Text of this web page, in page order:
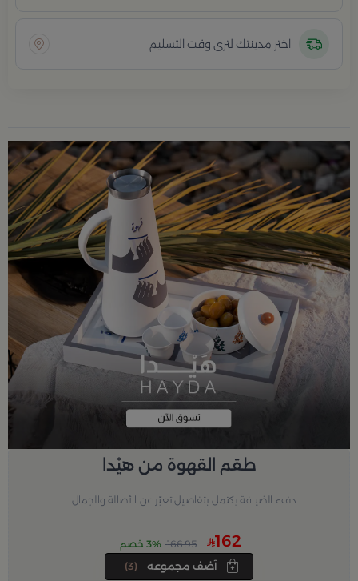
اختر مدينتك لترى وقت التسليم
طقم القهوة من هيْدا
دفء الضيافة يكتمل بتفاصيل تعبّر عن الأصالة والجمال
162
166.95 3% خصم
(3)